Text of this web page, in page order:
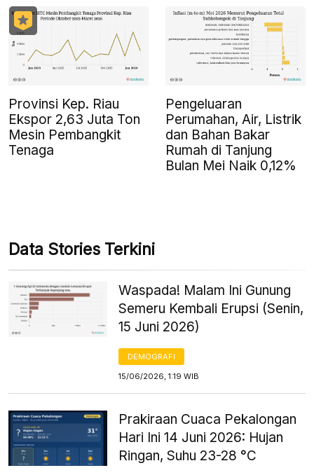
Provinsi Kep. Riau
Ekspor 2,63 Juta Ton
Mesin Pembangkit
Tenaga
Pengeluaran
Perumahan, Air, Listrik
dan Bahan Bakar
Rumah di Tanjung
Bulan Mei Naik 0,12%
Data Stories Terkini
Waspada! Malam Ini Gunung
Semeru Kembali Erupsi (Senin,
15 Juni 2026)
DEMOGRAFI
15/06/2026, 1:19 WIB
Prakiraan Cuaca Pekalongan
Hari Ini 14 Juni 2026: Hujan
Ringan, Suhu 23-28 °C